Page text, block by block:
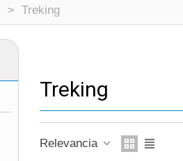
> Treking
Treking
Relevancia